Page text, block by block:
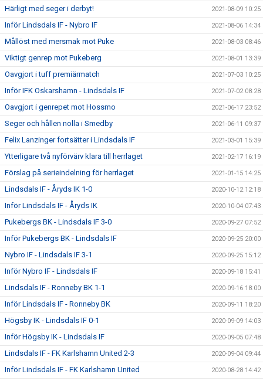
Härligt med seger i derbyt! 2021-08-09 10:25
Inför Lindsdals IF - Nybro IF 2021-08-06 14:34
Mållöst med mersmak mot Puke 2021-08-03 08:46
Viktigt genrep mot Pukeberg 2021-08-01 13:39
Oavgjort i tuff premiärmatch 2021-07-03 10:25
Inför IFK Oskarshamn - Lindsdals IF 2021-07-02 08:28
Oavgjort i genrepet mot Hossmo 2021-06-17 23:52
Seger och hållen nolla i Smedby 2021-06-11 09:37
Felix Lanzinger fortsätter i Lindsdals IF 2021-03-01 15:39
Ytterligare två nyförvärv klara till herrlaget 2021-02-17 16:19
Förslag på serieindelning för herrlaget 2021-01-15 14:25
Lindsdals IF - Åryds IK 1-0 2020-10-12 12:18
Inför Lindsdals IF - Åryds IK 2020-10-04 07:43
Pukebergs BK - Lindsdals IF 3-0 2020-09-27 07:52
Inför Pukebergs BK - Lindsdals IF 2020-09-25 20:00
Nybro IF - Lindsdals IF 3-1 2020-09-25 15:12
Inför Nybro IF - Lindsdals IF 2020-09-18 15:41
Lindsdals IF - Ronneby BK 1-1 2020-09-16 18:00
Inför Lindsdals IF - Ronneby BK 2020-09-11 18:20
Högsby IK - Lindsdals IF 0-1 2020-09-09 14:03
Inför Högsby IK - Lindsdals IF 2020-09-05 07:48
Lindsdals IF - FK Karlshamn United 2-3 2020-09-04 09:44
Inför Lindsdals IF - FK Karlshamn United 2020-08-28 14:42